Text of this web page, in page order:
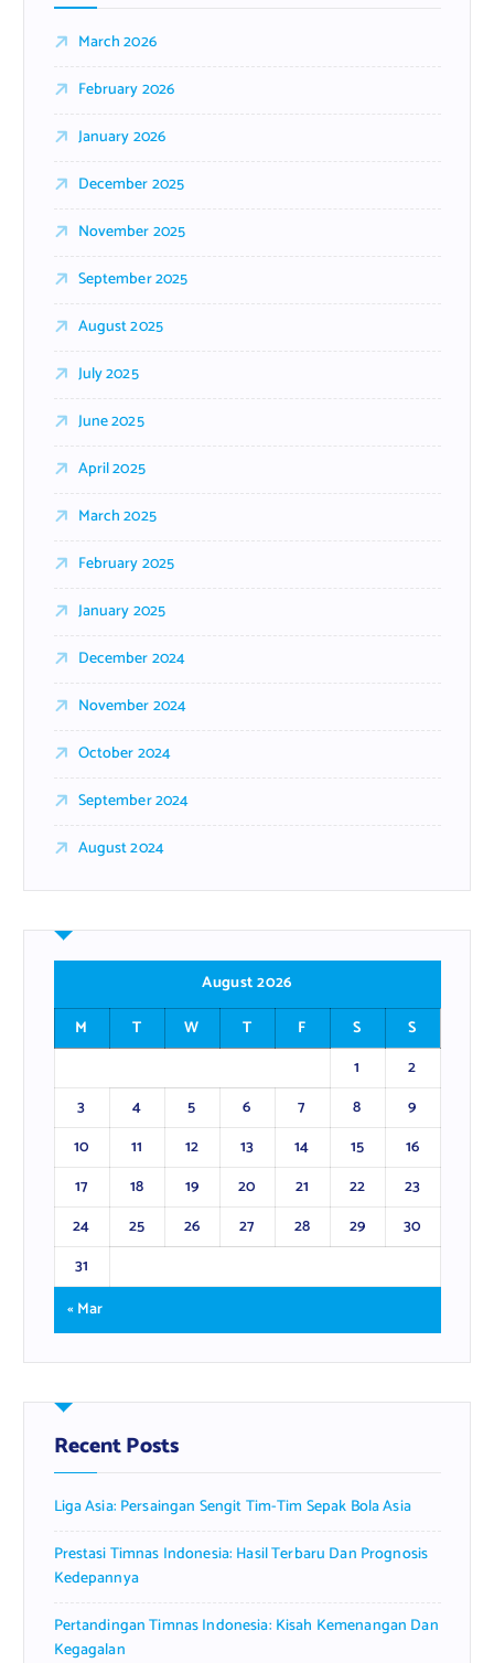
March 2026
February 2026
January 2026
December 2025
November 2025
September 2025
August 2025
July 2025
June 2025
April 2025
March 2025
February 2025
January 2025
December 2024
November 2024
October 2024
September 2024
August 2024
August 2026
M
T W T F S
S
1
2
3
4 5 6 7 8
9
10
11 12 13 14 15
16
17
18 19 20 21 22
23
24
25 26 27 28 29
30
31
« Mar
Recent Posts
Liga Asia: Persaingan Sengit Tim-Tim Sepak Bola Asia
Prestasi Timnas Indonesia: Hasil Terbaru Dan Prognosis
Kedepannya
Pertandingan Timnas Indonesia: Kisah Kemenangan Dan
Kegagalan